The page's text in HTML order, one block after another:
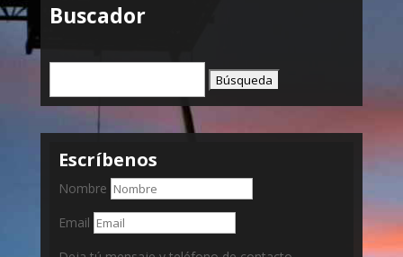
Buscador
Escríbenos
Nombre
Email